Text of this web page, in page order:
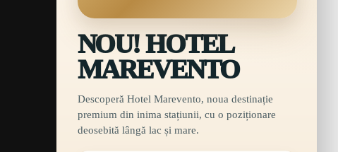
NOU! HOTEL
MAREVENTO
Descoperă Hotel Marevento, noua destinație
premium din inima stațiunii, cu o poziționare
deosebită lângă lac și mare.